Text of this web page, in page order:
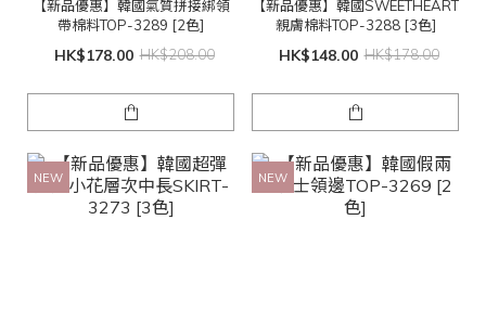
【新品優惠】韓國氣質拼接綁領
帶棉料TOP-3289 [2色]
HK$178.00 HK$208.00
【新品優惠】韓國SWEETHEART
親膚棉料TOP-3288 [3色]
HK$148.00 HK$178.00
NEW NEW